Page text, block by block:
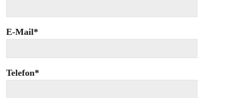
E-Mail*
Telefon*